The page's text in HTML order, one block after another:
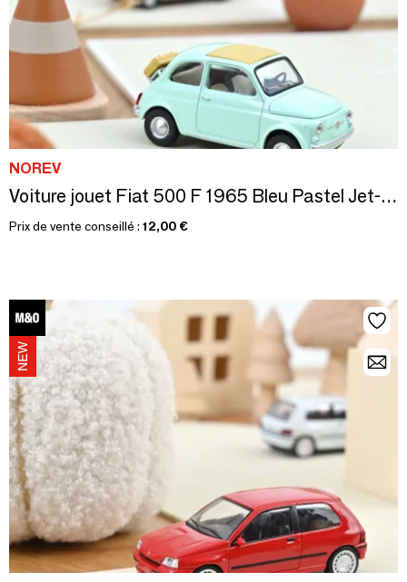
NOREV
Voiture jouet Fiat 500 F 1965 Bleu Pastel Jet-car 1/43
Prix de vente conseillé : 12,00 €